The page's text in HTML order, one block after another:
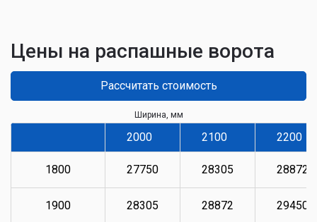
Цены на распашные ворота
Рассчитать стоимость
Ширина, мм
2000 2100 2200
1800 27750 28305 28872
1900 28305 28872 29450